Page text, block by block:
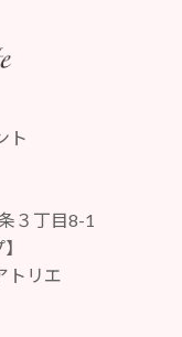
ト
３丁目8-1
トリエ